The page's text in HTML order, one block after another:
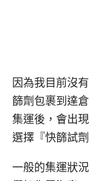
因為我目前沒
篩劑包裹到達
集運後，會出
選擇『快篩試
一般的集運狀